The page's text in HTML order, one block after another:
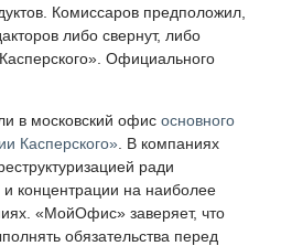
Комиссаров предположил,
либо свернут, либо
Официального
в московский офис основного
Касперского» . В компаниях
ради
концентрации на наиболее
«МойОфис» заверяет, что
обязательства перед